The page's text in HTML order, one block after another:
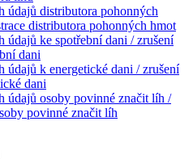
údajů distributora pohonných
distributora pohonných hmot
údajů ke spotřební dani / zrušení
dani
údajů k energetické dani / zrušení
dani
údajů osoby povinné značit líh /
povinné značit líh